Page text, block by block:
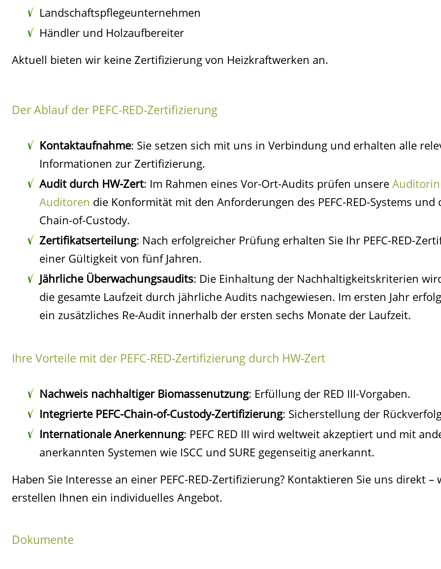
Landschaftspflegeunternehmen
Händler und Holzaufbereiter
Aktuell bieten wir keine Zertifizierung von Heizkraftwerken an.
Der Ablauf der PEFC-RED-Zertifizierung
Kontaktaufnahme: Sie setzen sich mit uns in Verbindung und erhalten alle
Informationen zur Zertifizierung.
Audit durch HW-Zert: Im Rahmen eines Vor-Ort-Audits prüfen unsere
Auditoren die Konformität mit den Anforderungen des PEFC-RED-Systems und
Chain-of-Custody.
Zertifikatserteilung: Nach erfolgreicher Prüfung erhalten Sie Ihr PEFC-RED-
einer Gültigkeit von fünf Jahren.
Jährliche Überwachungsaudits: Die Einhaltung der Nachhaltigkeitskriterien
die gesamte Laufzeit durch jährliche Audits nachgewiesen. Im ersten Jahr
ein zusätzliches Re-Audit innerhalb der ersten sechs Monate der Laufzeit.
Ihre Vorteile mit der PEFC-RED-Zertifizierung durch HW-Zert
Nachweis nachhaltiger Biomassenutzung: Erfüllung der RED III-Vorgaben.
Integrierte PEFC-Chain-of-Custody-Zertifizierung: Sicherstellung der
Internationale Anerkennung: PEFC RED III wird weltweit akzeptiert und mit
anerkannten Systemen wie ISCC und SURE gegenseitig anerkannt.
Haben Sie Interesse an einer PEFC-RED-Zertifizierung? Kontaktieren Sie uns direkt –
erstellen Ihnen ein individuelles Angebot.
Dokumente